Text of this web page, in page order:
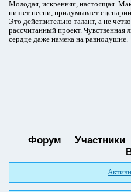
Молодая, искренняя, настоящая.
пишет песни, придумывает
Это действительно талант, а не
рассчитанный проект. Чувственная
сердце даже намека на равнодушие.
Форум Участники